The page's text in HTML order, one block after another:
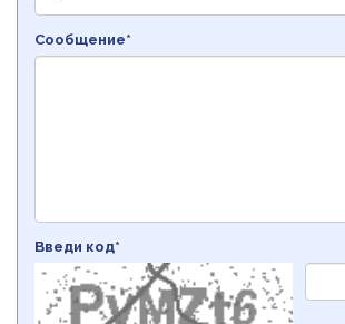
Сообщение*
Введи код*